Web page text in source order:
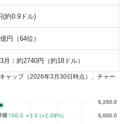
(約0.9ドル)
円（64位）
月：約2740円（約18ドル）
ャップ（2026年3月30日時点）、チャー